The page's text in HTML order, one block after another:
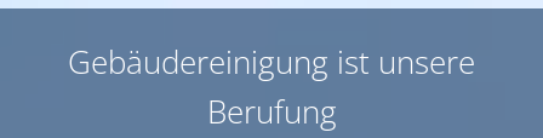
Gebäudereinigung ist unsere
Berufung